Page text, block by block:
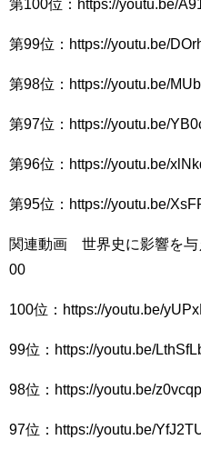
第100位：https://youtu.be/
第99位：https://youtu.be/
第98位：https://youtu.be/
第97位：https://youtu.be/
第96位：https://youtu.be/
第95位：https://youtu.be/
関連動画 世界史に影響を与
00
100位：https://youtu.be/
99位：https://youtu.be/
98位：https://youtu.be/
97位：https://youtu.be/